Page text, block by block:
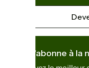
Je m'abonne à